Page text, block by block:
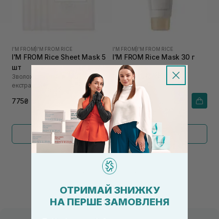
I'M FROM I'M FROM RICE
I'M FROM Rice Sheet Mask 5
шт
Зволожуюча тканинна маска з
екстрактом рису
775₴
I'M FROM I'M FROM RICE
I'M FROM Rice Mask 30 г
Рисова маска-скраб для
обличчя
415₴
Показати більше
2
ОТРИМАЙ ЗНИЖКУ
НА ПЕРШЕ ЗАМОВЛЕНЯ